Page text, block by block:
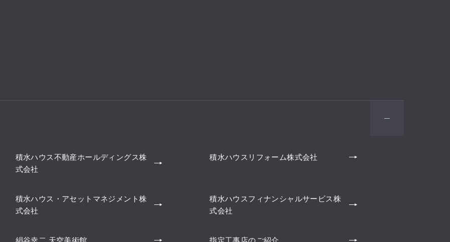
積水ハウス不動産ホールディングス株
式会社
積水ハウスリフォーム株式会社
積水ハウス・アセットマネジメント株
式会社
積水ハウスフィナンシャルサービス株
式会社